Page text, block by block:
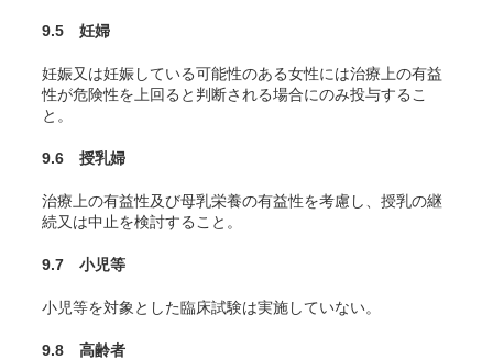
9.5 妊婦
妊娠又は妊娠している可能性のある女性には治療上の有益
性が危険性を上回ると判断される場合にのみ投与するこ
と。
9.6 授乳婦
治療上の有益性及び母乳栄養の有益性を考慮し、授乳の継
続又は中止を検討すること。
9.7 小児等
小児等を対象とした臨床試験は実施していない。
9.8 高齢者